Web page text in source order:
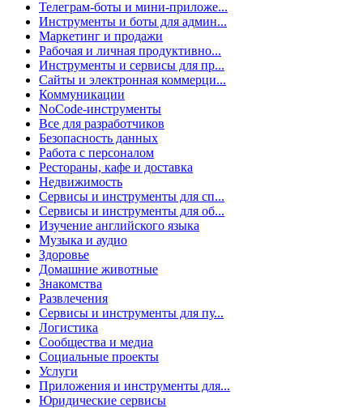
Телеграм-боты и мини-приложе...
Инструменты и боты для админ...
Маркетинг и продажи
Рабочая и личная продуктивно...
Инструменты и сервисы для пр...
Сайты и электронная коммерци...
Коммуникации
NoCode-инструменты
Все для разработчиков
Безопасность данных
Работа с персоналом
Рестораны, кафе и доставка
Недвижимость
Сервисы и инструменты для сп...
Сервисы и инструменты для об...
Изучение английского языка
Музыка и аудио
Здоровье
Домашние животные
Знакомства
Развлечения
Сервисы и инструменты для пу...
Логистика
Сообщества и медиа
Социальные проекты
Услуги
Приложения и инструменты для...
Юридические сервисы